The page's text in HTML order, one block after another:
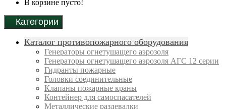
В корзине пусто!
Категории
Каталог противопожарного оборудования
Генераторы огнетушащего аэрозоля
Генераторы огнетушащего аэрозоля АГС 12 серии
Гидранты пожарные
Головки соединительные
Клапаны пожарные краны
Контейнер для самоспасателей
Металлические раздевалки